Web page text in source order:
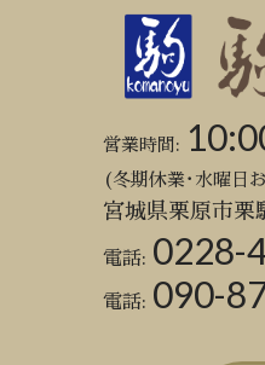
営業時間:
(冬期休業･水曜日
宮城県栗原市栗
電話: 0228-
電話: 090-